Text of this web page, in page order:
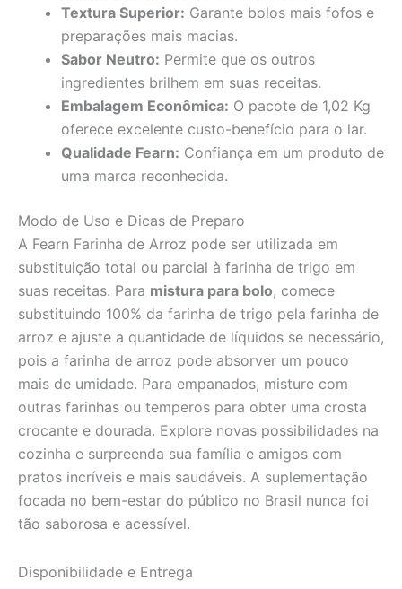
Textura Superior: Garante bolos mais fofos e
preparações mais macias.
Sabor Neutro: Permite que os outros
ingredientes brilhem em suas receitas.
Embalagem Econômica: O pacote de 1,02 Kg
oferece excelente custo-benefício para o lar.
Qualidade Fearn: Confiança em um produto de
uma marca reconhecida.
Modo de Uso e Dicas de Preparo
A Fearn Farinha de Arroz pode ser utilizada em
substituição total ou parcial à farinha de trigo em
suas receitas. Para mistura para bolo, comece
substituindo 100% da farinha de trigo pela farinha de
arroz e ajuste a quantidade de líquidos se necessário,
pois a farinha de arroz pode absorver um pouco
mais de umidade. Para empanados, misture com
outras farinhas ou temperos para obter uma crosta
crocante e dourada. Explore novas possibilidades na
cozinha e surpreenda sua família e amigos com
pratos incríveis e mais saudáveis. A suplementação
focada no bem-estar do público no Brasil nunca foi
tão saborosa e acessível.
Disponibilidade e Entrega